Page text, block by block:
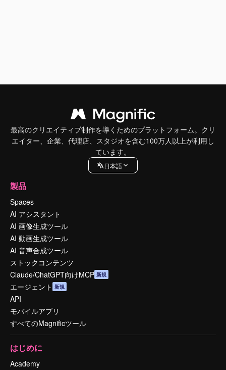
最高のクリエイティブ制作を導くためのプラットフォーム。クリ
エイター、企業、代理店、スタジオを含む100万人以上が利用し
ています。
日本語
製品
Spaces
AI アシスタント
AI 画像生成ツール
AI 動画生成ツール
AI 音声合成ツール
ストックコンテンツ
Claude/ChatGPT向けMCP 新規
エージェント 新規
API
モバイルアプリ
すべてのMagnificツール
はじめに
Academy